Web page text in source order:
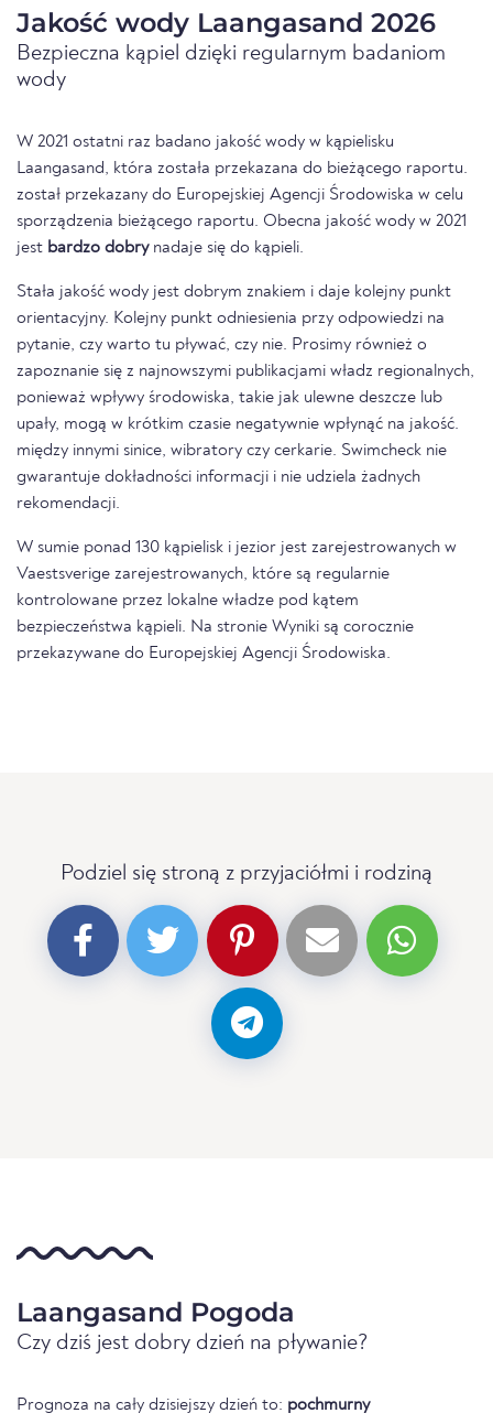
Jakość wody Laangasand 2026
Bezpieczna kąpiel dzięki regularnym badaniom
wody
W 2021 ostatni raz badano jakość wody w kąpielisku
Laangasand, która została przekazana do bieżącego raportu.
został przekazany do Europejskiej Agencji Środowiska w celu
sporządzenia bieżącego raportu. Obecna jakość wody w 2021
jest bardzo dobrynadaje się do kąpieli.
Stała jakość wody jest dobrym znakiem i daje kolejny punkt
orientacyjny. Kolejny punkt odniesienia przy odpowiedzi na
pytanie, czy warto tu pływać, czy nie. Prosimy również o
zapoznanie się z najnowszymi publikacjami władz regionalnych,
ponieważ wpływy środowiska, takie jak ulewne deszcze lub
upały, mogą w krótkim czasie negatywnie wpłynąć na jakość.
między innymi sinice, wibratory czy cerkarie. Swimcheck nie
gwarantuje dokładności informacji i nie udziela żadnych
rekomendacji.
W sumie ponad 130 kąpielisk i jezior jest zarejestrowanych w
Vaestsverige zarejestrowanych, które są regularnie
kontrolowane przez lokalne władze pod kątem
bezpieczeństwa kąpieli. Na stronie Wyniki są corocznie
przekazywane do Europejskiej Agencji Środowiska.
Podziel się stroną z przyjaciółmi i rodziną
Laangasand Pogoda
Czy dziś jest dobry dzień na pływanie?
Prognoza na cały dzisiejszy dzień to: pochmurny